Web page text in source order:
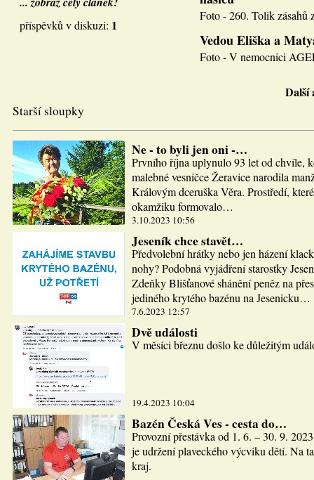
příspěvků v diskuzi: 1
Foto - 260. Tolik zásahů
Vedou Eliška a
Foto - V nemocnici
Starší sloupky
Ne - to byli jen oni -…
Prvního října uplynulo 93 let od chvíle,
malebné vesničce Žeravice narodila
Královým dceruška Věra. Prostředí,
okamžiku formovalo…
3.10.2023 10:56
Jeseník chce stavět…
Předvolební hrátky nebo jen házení
nohy? Podobná vyjádření starostky
Zdeňky Blišťanové shánění peněz na
jediného krytého bazénu na Jesenicku…
7.6.2023 12:57
Dvě události
V měsíci březnu došlo ke důležitým
19.4.2023 10:04
Bazén Česká Ves - cesta do…
Provozní přestávka od 1. 6. – 30. 9.
je udržení plaveckého výcviku dětí. Na
kraj.